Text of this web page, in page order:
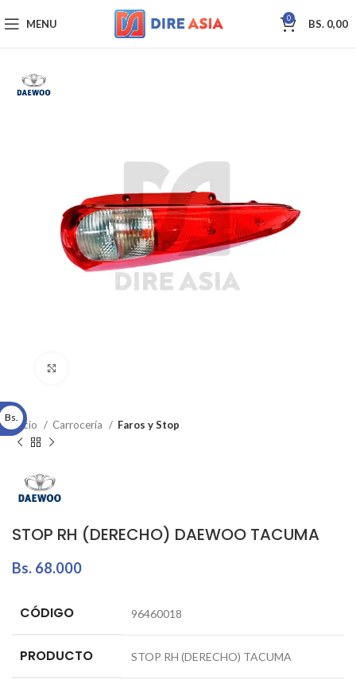
MENU 0 BS. 0,00
Inicio Carrocería Faros y Stop
STOP RH (DERECHO) DAEWOO TACUMA
Bs. 68.000
CÓDIGO 96460018
PRODUCTO STOP RH (DERECHO) TACUMA
Bs.